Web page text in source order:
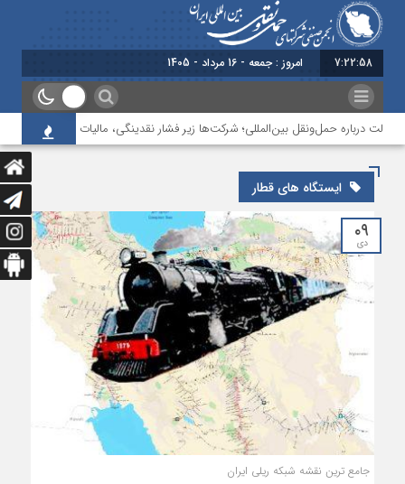
7:22:58 امروز : جمعه - 16 مرداد - 1405
درباره حمل‌ونقل بین‌المللی؛ شرکت‌ها زیر فشار نقدینگی، مالیات و افت عملیات
ایستگاه های قطار
۰۹
دی
جامع ترین نقشه شبکه ریلی ایران